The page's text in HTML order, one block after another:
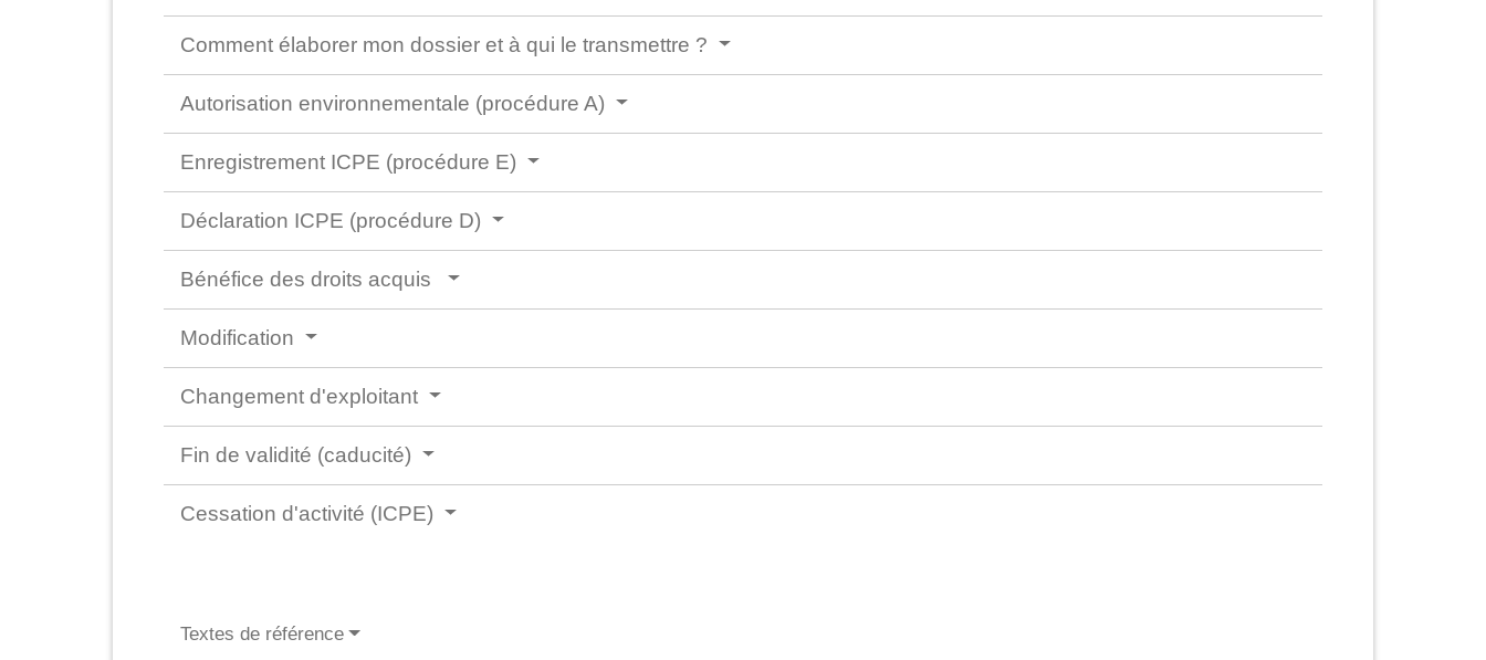
Comment élaborer mon dossier et à qui le transmettre ?
Autorisation environnementale (procédure A)
Enregistrement ICPE (procédure E)
Déclaration ICPE (procédure D)
Bénéfice des droits acquis
Modification
Changement d'exploitant
Fin de validité (caducité)
Cessation d'activité (ICPE)
Textes de référence